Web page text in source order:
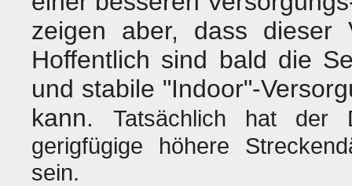
zeigen aber, dass dieser
Hoffentlich sind bald die
und stabile "Indoor"-
kann. Tatsächlich hat der
gerigfügige höhere
sein.